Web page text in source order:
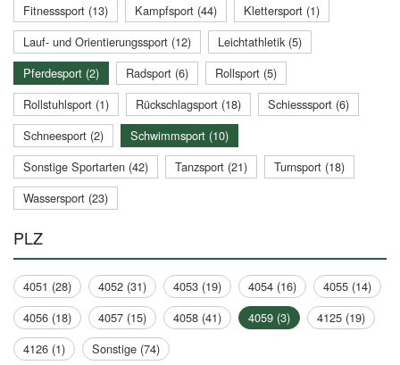
Fitnesssport (13)
Kampfsport (44)
Klettersport (1)
Lauf- und Orientierungssport (12)
Leichtathletik (5)
Pferdesport (2)
Radsport (6)
Rollsport (5)
Rollstuhlsport (1)
Rückschlagsport (18)
Schiesssport (6)
Schneesport (2)
Schwimmsport (10)
Sonstige Sportarten (42)
Tanzsport (21)
Turnsport (18)
Wassersport (23)
PLZ
4051 (28) 4052 (31) 4053 (19) 4054 (16)
4055 (14)
4056 (18)
4057 (15) 4058 (41) 4059 (3)
4125 (19)
4126 (1)
Sonstige (74)